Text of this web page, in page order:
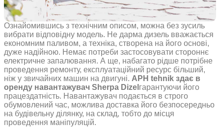
Ознайомившись з технічним описом, можна без зусиль
вибрати відповідну модель. Не дарма дизель вважається
економним паливом, а техніка, створена на його основі,
дуже надійною. Немає потреби застосовувати стороннє
електричне запалювання. А ще, набагато рідше потрібне
проведення ремонту, експлуатаційний ресурс більший,
ніж у звичайних машин на двигуні. APH tehnik здає в
оренду навантажувач Sherpa Dizel гарантуючи його
працездатність. Навантажувач подається в строго
обумовлений час, можлива доставка його безпосередньо
на будівельну ділянку, на склад, тобто до місця
проведення маніпуляцій.